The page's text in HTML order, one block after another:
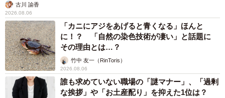
古川 諭香
2026.08.06
「カニにアジをあげると青くなる」ほんと
に！？ 「自然の染色技術が凄い」と話題に
その理由とは…？
竹中 友一（RinToris）
2026.08.06
誰も求めていない職場の「謎マナー」、「過剰
な挨拶」や「お土産配り」を抑えた1位は？